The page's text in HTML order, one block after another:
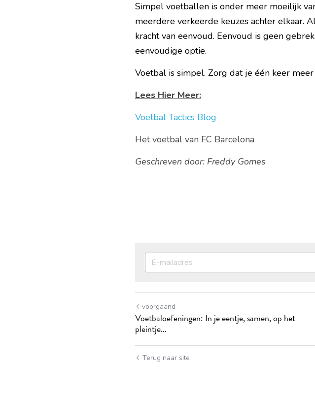
Simpel voetballen is onder meer moeilijk
meerdere verkeerde keuzes achter elkaar.
kracht van eenvoud. Eenvoud is geen
eenvoudige optie.
Voetbal is simpel. Zorg dat je één keer
Lees Hier Meer:
Voetbal Tactics Blog
Het voetbal van FC Barcelona
Geschreven door: Freddy Gomes
voorgaand
Voetbaloefeningen: In je eentje, samen, op het
pleintje...
Terug naar site